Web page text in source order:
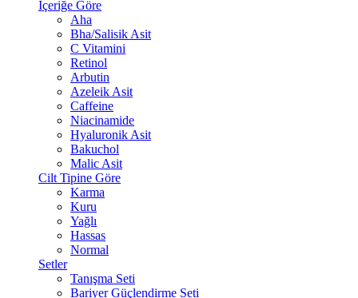
İçeriğe Göre
Aha
Bha/Salisik Asit
C Vitamini
Retinol
Arbutin
Azeleik Asit
Caffeine
Niacinamide
Hyaluronik Asit
Bakuchol
Malic Asit
Cilt Tipine Göre
Karma
Kuru
Yağlı
Hassas
Normal
Setler
Tanışma Seti
Bariyer Güçlendirme Seti